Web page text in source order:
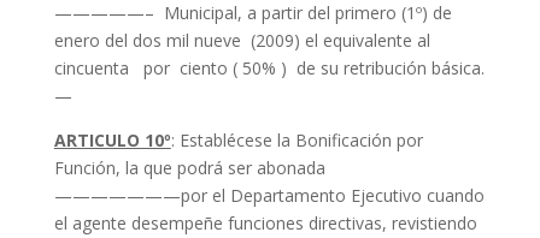
—————– Municipal, a partir del primero (1º) de
enero del dos mil nueve (2009) el equivalente al
cincuenta por ciento ( 50% ) de su retribución básica.
—
ARTICULO 10º: Establécese la Bonificación por
Función, la que podrá ser abonada
———————por el Departamento Ejecutivo cuando
el agente desempeñe funciones directivas, revistiendo